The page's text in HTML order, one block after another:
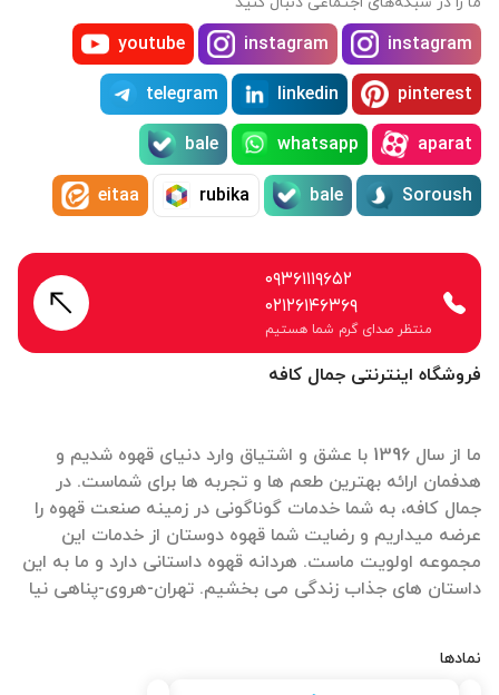
فروشگاه اینترنتی جمال کافه
ما از سال 1396 با عشق و اشتیاق وارد دنیای قهوه شدیم و
هدفمان ارائه بهترین طعم ها و تجربه ها برای شماست. در
جمال کافه، به شما خدمات گوناگونی در زمینه صنعت قهوه را
عرضه میداریم و رضایت شما قهوه دوستان از خدمات این
مجموعه اولویت ماست. هردانه قهوه داستانی دارد و ما به این
داستان های جذاب زندگی می بخشیم. تهران-هروی-پناهی نیا
نمادها
instagram
instagram
youtube
pinterest
linkedin
telegram
aparat
whatsapp
bale
Soroush
bale
rubika
eitaa
۰۹۳۶۱۱۱۹۶۵۲
۰۲۱۲۶۱۴۶۳۶۹
منتظر صدای گرم شما هستیم